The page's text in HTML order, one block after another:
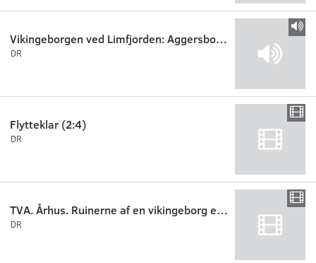
Vikingeborgen ved Limfjorden: Aggersborg del 2
DR
Flytteklar (2:4)
DR
TVA. Århus. Ruinerne af en vikingeborg er udgravet midt i Odense.
DR